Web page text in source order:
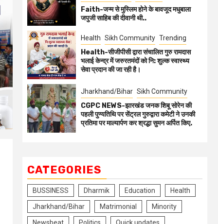
Faith-जन्म से मुस्लिम होने के बावजूद मधुबाला
जपुजी साहिब की दीवानी थी..
Health Sikh Community Trending
Health-सीजीपीसी द्वारा संचालित गुरु रामदास
भलाई केन्द्र में जरुरतमंदों को नि: शुल्क स्वास्थ्य
सेवा प्रदान की जा रही है।
Jharkhand/Bihar Sikh Community
CGPC NEWS-झारखंड जनक शिबू सोरेन की
पहली पुण्यतिथि पर सेंट्रल गुरुद्वारा कमेटी ने उनकी
प्रतिमा पर माल्यार्पण कर श्रद्धा सुमन अर्पित किए.
CATEGORIES
BUSSINESS Dharmik Education Health
Jharkhand/Bihar Matrimonial Minority